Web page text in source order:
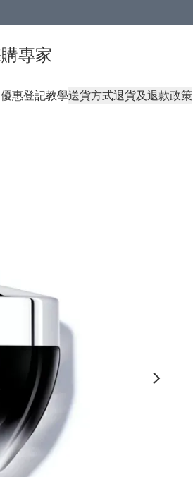
專家
惠登記教學送貨方式退貨及退款政策